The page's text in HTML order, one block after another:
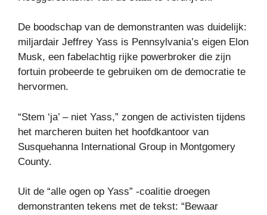
De boodschap van de demonstranten was duidelijk:
miljardair Jeffrey Yass is Pennsylvania’s eigen Elon
Musk, een fabelachtig rijke powerbroker die zijn
fortuin probeerde te gebruiken om de democratie te
hervormen.
“Stem ‘ja’ – niet Yass,” zongen de activisten tijdens
het marcheren buiten het hoofdkantoor van
Susquehanna International Group in Montgomery
County.
Uit de “alle ogen op Yass” -coalitie droegen
demonstranten tekens met de tekst: “Bewaar